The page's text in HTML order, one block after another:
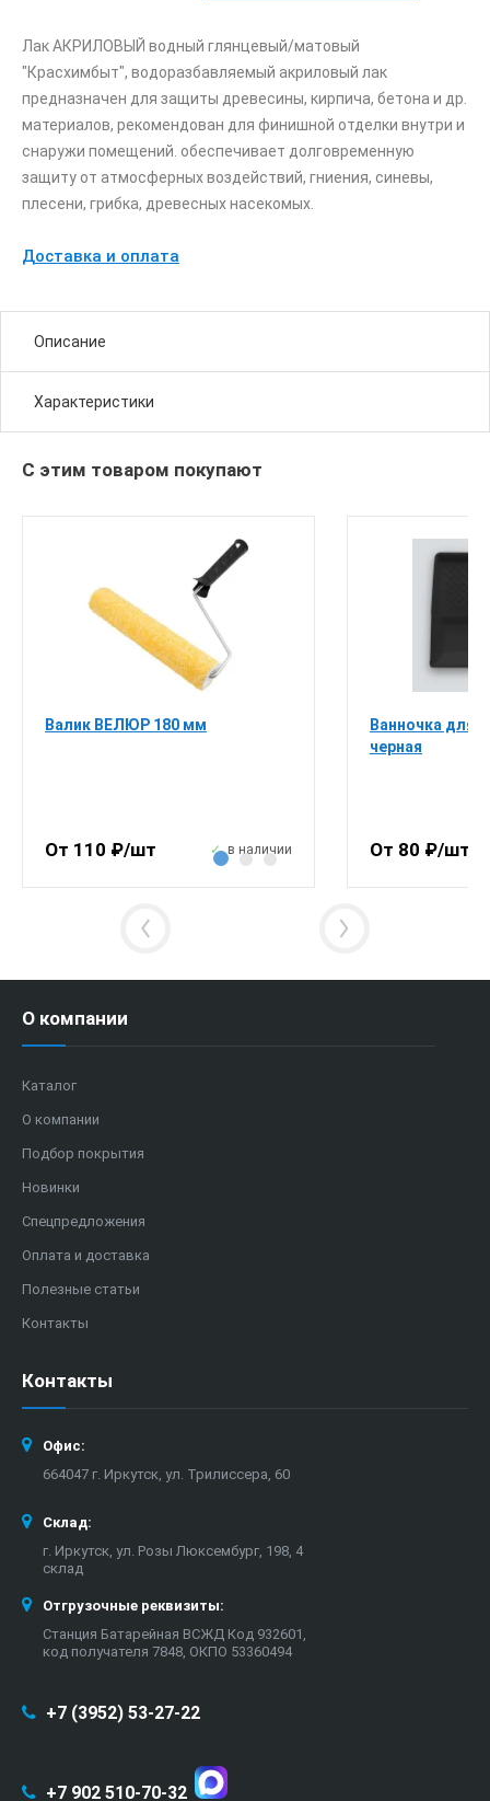
Лак АКРИЛОВЫЙ водный глянцевый/матовый
"Красхимбыт", водоразбавляемый акриловый лак
предназначен для защиты древесины, кирпича, бетона и др.
материалов, рекомендован для финишной отделки внутри и
снаружи помещений. обеспечивает долговременную
защиту от атмосферных воздействий, гниения, синевы,
плесени, грибка, древесных насекомых.
Доставка и оплата
Описание
Характеристики
С этим товаром покупают
Валик ВЕЛЮР 180 мм
От 110 ₽/шт в наличии
Ванночка для
черная
От 80 ₽/шт
О компании
Каталог
О компании
Подбор покрытия
Новинки
Спецпредложения
Оплата и доставка
Полезные статьи
Контакты
Контакты
Офис:
664047 г. Иркутск, ул. Трилиссера, 60
Склад:
г. Иркутск, ул. Розы Люксембург, 198, 4
склад
Отгрузочные реквизиты:
Станция Батарейная ВСЖД Код 932601,
код получателя 7848, ОКПО 53360494
+7 (3952) 53-27-22
+7 902 510-70-32